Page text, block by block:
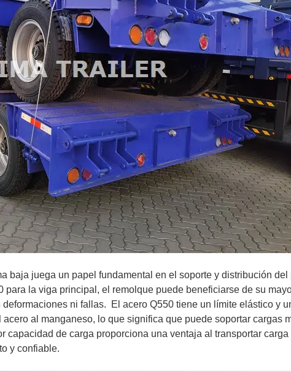
baja juega un papel fundamental en el soporte y distribución del
para la viga principal, el remolque puede beneficiarse de su
ni fallas.
El acero Q550 tiene un límite elástico y
al manganeso, lo que significa que puede soportar cargas
capacidad de carga proporciona una ventaja al transportar
y confiable.